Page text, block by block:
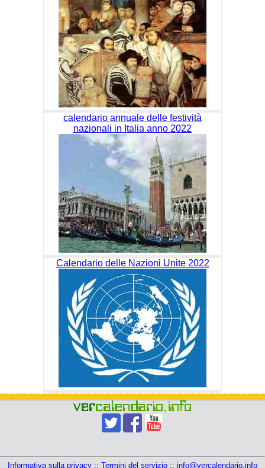
calendario annuale delle festività
nazionali in Italia anno 2022
Calendario delle Nazioni Unite 2022
Informativa sulla privacy :: Termini del servizio :: info@vercalendario.info